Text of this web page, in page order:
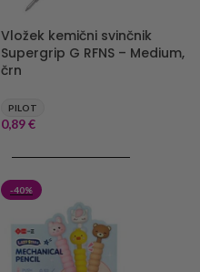
Vložek kemični svinčnik
Supergrip G RFNS – Medium,
črn
PILOT
0,89€
-40%